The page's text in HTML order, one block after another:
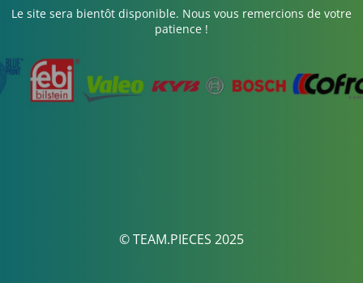
Le site sera bientôt disponible. Nous vous remercions de votre
patience !
© TEAM.PIECES 2025